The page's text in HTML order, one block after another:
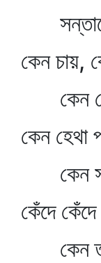
কেন চায়,
কেন
কেন হেথা
কেন
কেঁদে
কেন